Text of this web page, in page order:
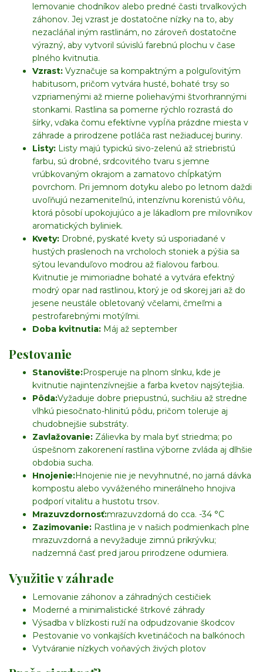
lemovanie chodníkov alebo predné časti trvalkových
záhonov. Jej vzrast je dostatočne nízky na to, aby
nezacláňal iným rastlinám, no zároveň dostatočne
výrazný, aby vytvoril súvislú farebnú plochu v čase
plného kvitnutia.
Vzrast: Vyznačuje sa kompaktným a polguľovitým
habitusom, pričom vytvára husté, bohaté trsy so
vzpriamenými až mierne poliehavými štvorhrannými
stonkami. Rastlina sa pomerne rýchlo rozrastá do
šírky, vďaka čomu efektívne vypĺňa prázdne miesta v
záhrade a prirodzene potláča rast nežiaducej buriny.
Listy: Listy majú typickú sivo-zelenú až striebristú
farbu, sú drobné, srdcovitého tvaru s jemne
vrúbkovaným okrajom a zamatovo chĺpkatým
povrchom. Pri jemnom dotyku alebo po letnom daždi
uvoľňujú nezameniteľnú, intenzívnu korenistú vôňu,
ktorá pôsobí upokojujúco a je lákadlom pre milovníkov
aromatických byliniek.
Kvety: Drobné, pyskaté kvety sú usporiadané v
hustých praslenoch na vrcholoch stoniek a pýšia sa
sýtou levanduľovo modrou až fialovou farbou.
Kvitnutie je mimoriadne bohaté a vytvára efektný
modrý opar nad rastlinou, ktorý je od skorej jari až do
jesene neustále obletovaný včelami, čmeľmi a
pestrofarebnými motýľmi.
Doba kvitnutia: Máj až september
Pestovanie
Stanovište:Prosperuje na plnom slnku, kde je
kvitnutie najintenzívnejšie a farba kvetov najsýtejšia.
Pôda:Vyžaduje dobre priepustnú, suchšiu až stredne
vlhkú piesočnato-hlinitú pôdu, pričom toleruje aj
chudobnejšie substráty.
Zavlažovanie: Zálievka by mala byť striedma; po
úspešnom zakorenení rastlina výborne zvláda aj dlhšie
obdobia sucha.
Hnojenie:Hnojenie nie je nevyhnutné, no jarná dávka
kompostu alebo vyváženého minerálneho hnojiva
podporí vitalitu a hustotu trsov.
Mrazuvzdornosť:mrazuvzdorná do cca. -34 °C
Zazimovanie: Rastlina je v našich podmienkach plne
mrazuvzdorná a nevyžaduje zimnú prikrývku;
nadzemná časť pred jarou prirodzene odumiera.
Využitie v záhrade
Lemovanie záhonov a záhradných cestičiek
Moderné a minimalistické štrkové záhrady
Výsadba v blízkosti ruží na odpudzovanie škodcov
Pestovanie vo vonkajších kvetináčoch na balkónoch
Vytváranie nízkych voňavých živých plotov